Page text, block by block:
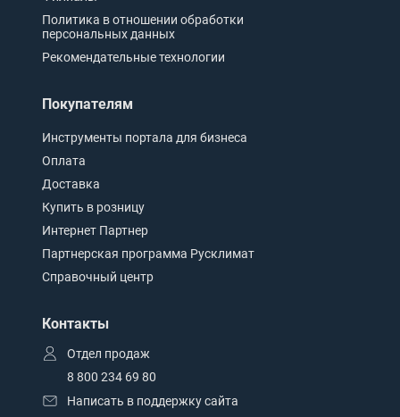
Политика в отношении обработки
персональных данных
Рекомендательные технологии
Покупателям
Инструменты портала для бизнеса
Оплата
Доставка
Купить в розницу
Интернет Партнер
Партнерская программа Русклимат
Справочный центр
Контакты
Отдел продаж
8 800 234 69 80
Написать в поддержку сайта